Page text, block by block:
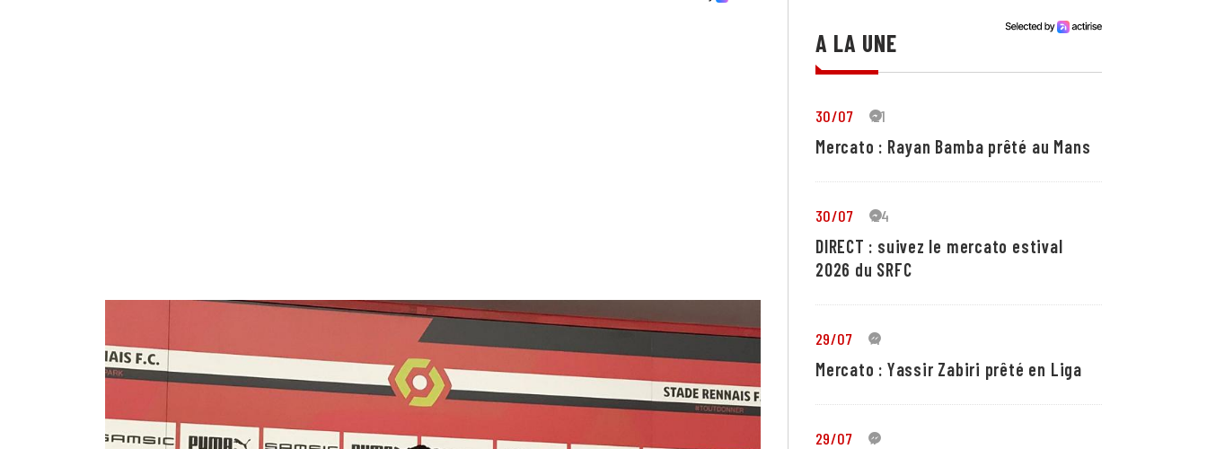
A LA UNE
30/07 21
Mercato : Rayan Bamba prêté au Mans
30/07 24
DIRECT : suivez le mercato estival
2026 du SRFC
29/07 4
Mercato : Yassir Zabiri prêté en Liga
29/07 1